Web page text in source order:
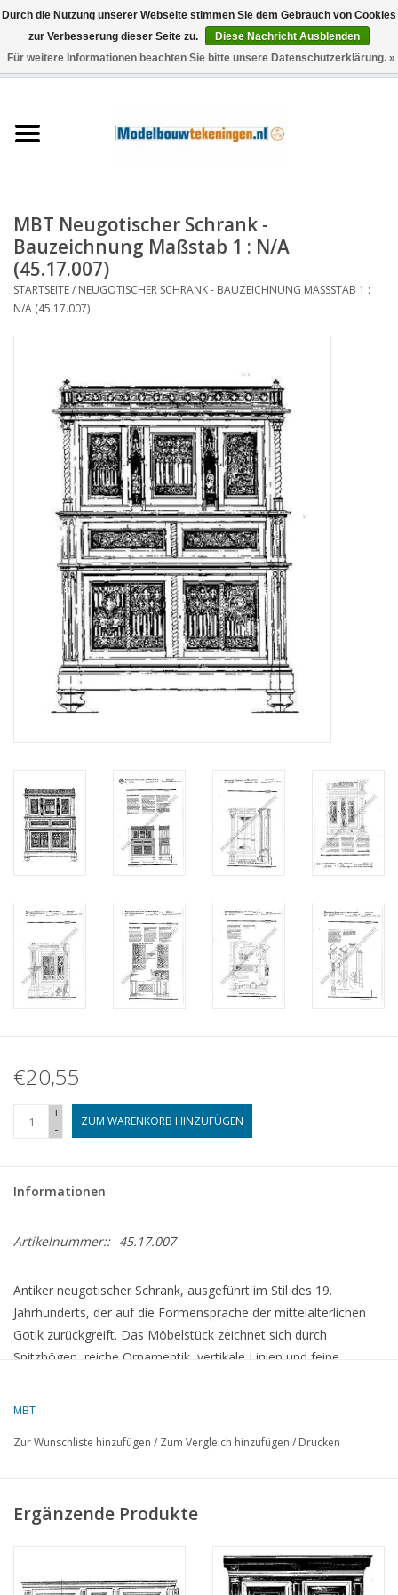
0 Artikel - €0,00
Schiffe
Holzbau
Landschaft
Dokumentation
Zeitschriften
Neue Zeichnungen
NEUE ZEITSCHRIFTEN
ABONNEMENT DER
MODELLBAUER
Baubeschreibungen
MBT Neugotischer Schrank -
Bauzeichnung Maßstab 1 : N/A
(45.17.007)
STARTSEITE/ NEUGOTISCHER SCHRANK - BAUZEICHNUNG MASSSTAB 1 : N
/A (45.17.007)
€20,55
+
-
ZUM WARENKORB HINZUFÜGEN
Informationen
Artikelnummer:: 45.17.007
Antiker neugotischer Schrank, ausgeführt im Stil des 19.
Jahrhunderts, der auf die Formensprache der mittelalterlichen
Gotik zurückgreift. Das Möbelstück zeichnet sich durch
Spitzbögen, reiche Ornamentik, vertikale Linien und feine
Autor
Lakerveld (R.C.)
Qualität
MBT
Zur Wunschliste hinzufügen / Zum Vergleich hinzufügen / Drucken
Ergänzende Produkte
Durch die Nutzung unserer Webseite stimmen Sie dem Gebrauch von Cookies
zur Verbesserung dieser Seite zu.
Diese Nachricht Ausblenden
Für weitere Informationen beachten Sie bitte unsere Datenschutzerklärung. »